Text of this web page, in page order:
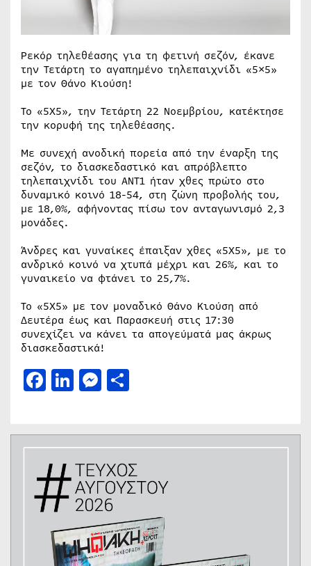
Ρεκόρ τηλεθέασης για τη φετινή σεζόν, έκανε
την Τετάρτη το αγαπημένο τηλεπαιχνίδι «5×5»
με τον Θάνο Κιούση!
Το «5Χ5», την Τετάρτη 22 Νοεμβρίου, κατέκτησε
την κορυφή της τηλεθέασης.
Με συνεχή ανοδική πορεία από την έναρξη της
σεζόν, το διασκεδαστικό και απρόβλεπτο
τηλεπαιχνίδι του ΑΝΤ1 ήταν χθες πρώτο στο
δυναμικό κοινό 18-54, στη ζώνη προβολής του,
με 18,0%, αφήνοντας πίσω τον ανταγωνισμό 2,3
μονάδες.
Άνδρες και γυναίκες έπαιξαν χθες «5Χ5», με το
ανδρικό κοινό να χτυπά μέχρι και 26%, και το
γυναικείο να φτάνει το 25,7%.
Το «5Χ5» με τον μοναδικό Θάνο Κιούση από
Δευτέρα έως και Παρασκευή στις 17:30
συνεχίζει να κάνει τα απογεύματά μας άκρως
διασκεδαστικά!
Facebook
LinkedIn
Messenger